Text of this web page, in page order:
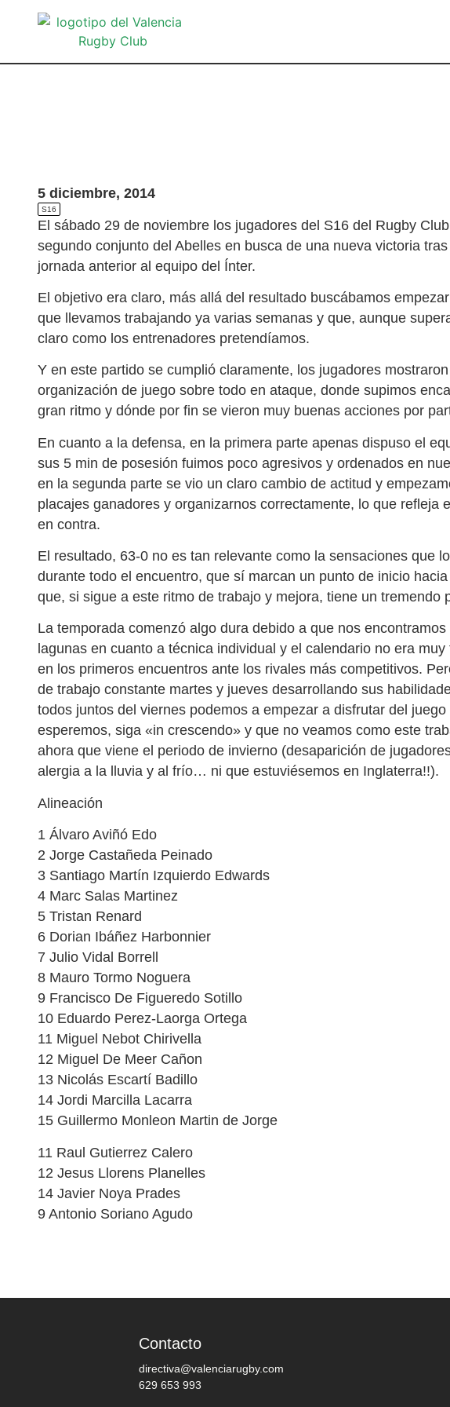
5 diciembre, 2014
S16
El sábado 29 de noviembre los jugadores del S16 del Rugby
segundo conjunto del Abelles en busca de una nueva victoria
jornada anterior al equipo del Ínter.
El objetivo era claro, más allá del resultado buscábamos
que llevamos trabajando ya varias semanas y que, aunque
claro como los entrenadores pretendíamos.
Y en este partido se cumplió claramente, los jugadores
organización de juego sobre todo en ataque, donde supimos
gran ritmo y dónde por fin se vieron muy buenas acciones por
En cuanto a la defensa, en la primera parte apenas dispuso el
sus 5 min de posesión fuimos poco agresivos y ordenados en
en la segunda parte se vio un claro cambio de actitud y
placajes ganadores y organizarnos correctamente, lo que
en contra.
El resultado, 63-0 no es tan relevante como la sensaciones que
durante todo el encuentro, que sí marcan un punto de inicio
que, si sigue a este ritmo de trabajo y mejora, tiene un tremendo
La temporada comenzó algo dura debido a que nos
lagunas en cuanto a técnica individual y el calendario no era
en los primeros encuentros ante los rivales más competitivos.
de trabajo constante martes y jueves desarrollando sus
todos juntos del viernes podemos a empezar a disfrutar del
esperemos, siga «in crescendo» y que no veamos como este
ahora que viene el periodo de invierno (desaparición de
alergia a la lluvia y al frío… ni que estuviésemos en Inglaterra!!).
Alineación
1 Álvaro Aviñó Edo
2 Jorge Castañeda Peinado
3 Santiago Martín Izquierdo Edwards
4 Marc Salas Martinez
5 Tristan Renard
6 Dorian Ibáñez Harbonnier
7 Julio Vidal Borrell
8 Mauro Tormo Noguera
9 Francisco De Figueredo Sotillo
10 Eduardo Perez-Laorga Ortega
11 Miguel Nebot Chirivella
12 Miguel De Meer Cañon
13 Nicolás Escartí Badillo
14 Jordi Marcilla Lacarra
15 Guillermo Monleon Martin de Jorge
11 Raul Gutierrez Calero
12 Jesus Llorens Planelles
14 Javier Noya Prades
9 Antonio Soriano Agudo
Contacto
directiva@valenciarugby.com
629 653 993